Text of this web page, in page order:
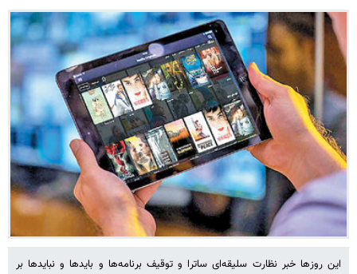
این روزها خبر نظارت سلیقه‌ای ساترا و توقیف برنامه‌ها و بایدها و نبایدها بر